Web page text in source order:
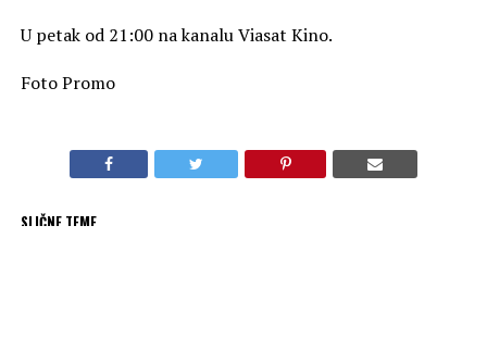
U petak od 21:00 na kanalu Viasat Kino.
Foto Promo
SLIČNE TEME